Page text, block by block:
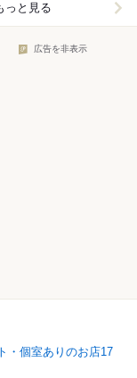
っと見る
広告を非表示
・個室ありのお店17